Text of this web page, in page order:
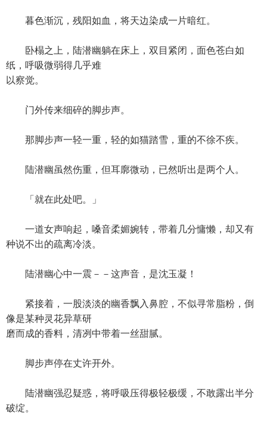
暮色渐沉，残阳如血，将天边染成一片暗红。
卧榻之上，陆潜幽躺在床上，双目紧闭，面色苍白如
纸，呼吸微弱得几乎难
以察觉。
门外传来细碎的脚步声。
那脚步声一轻一重，轻的如猫踏雪，重的不徐不疾。
陆潜幽虽然伤重，但耳廓微动，已然听出是两个人。
「就在此处吧。」
一道女声响起，嗓音柔媚婉转，带着几分慵懒，却又有
种说不出的疏离冷淡。
陆潜幽心中一震－－这声音，是沈玉凝！
紧接着，一股淡淡的幽香飘入鼻腔，不似寻常脂粉，倒
像是某种灵花异草研
磨而成的香料，清冽中带着一丝甜腻。
脚步声停在丈许开外。
陆潜幽强忍疑惑，将呼吸压得极轻极缓，不敢露出半分
破绽。